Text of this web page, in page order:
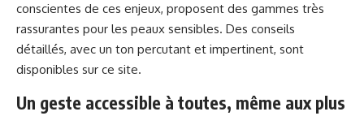
conscientes de ces enjeux, proposent des gammes très
rassurantes pour les peaux sensibles. Des conseils
détaillés, avec un ton percutant et impertinent, sont
disponibles sur ce site.
Un geste accessible à toutes, même aux plus